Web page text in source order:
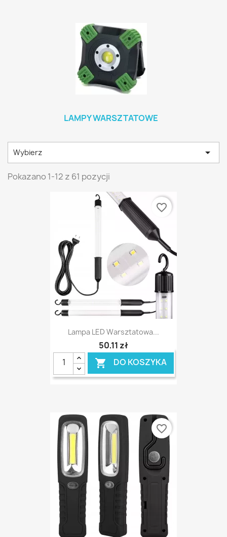
LAMPY WARSZTATOWE
Wybierz 
Pokazano 1-12 z 61 pozycji
Lampa LED Warsztatowa...
50,11 zł
 DO KOSZYKA
favorite_border
favorite_border